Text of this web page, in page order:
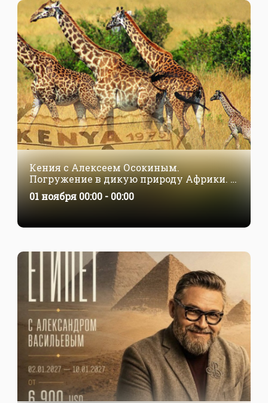
Кения с Алексеем Осокиным.
Погружение в дикую природу Африки. 1
— 7 ноября
01 ноября 00:00 - 00:00